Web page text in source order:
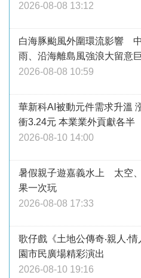
2026-08-08 13:12
白海豚颱風外圍環流影響
雨、沿海離島風強浪大留意
2026-08-08 10:59
華新科AI被動元件需求升溫
衝3.24元 本業業外貢獻各半
2026-08-10 14:00
暑假親子遊嘉義水上 太空
果一次玩
2026-08-08 17:33
歌仔戲《土地公傳奇‧親人‧
園市民廣場精彩演出
2026-08-10 19:16